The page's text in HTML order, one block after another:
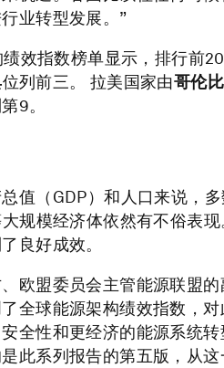
业转型发展。”
绩效指数榜单显示，排行前
位列前三。 拉美国家由哥伦
9。
值（GDP）和人口来说，
大规模经济体依然有不俗表
良好成效。
欧盟委员会主管能源联盟的
全球能源架构绩效指数，
全性和更经济的能源系统
此系列报告的第五版，从